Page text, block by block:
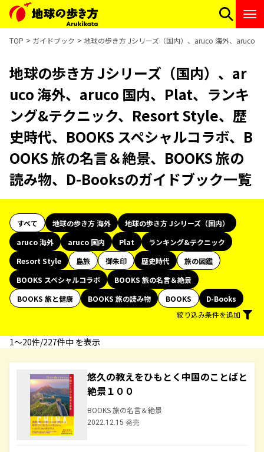
TOP ガイドブック 地球の歩き方 Jシリーズ（国内）、aruco 海外、aruco
地球の歩き方 Jシリーズ（国内）、ar
uco 海外、aruco 国内、Plat、ランキ
ング&テクニック、Resort Style、歴
史時代、BOOKS スペシャルコラボ、B
OOKS 旅の名言＆絶景、BOOKS 旅の
読み物、D-Booksのガイドブック一覧
すべて 地球の歩き方 海外
地球の歩き方 Jシリーズ（国内）
aruco 海外
aruco 国内 Plat
ランキング&テクニック
Resort Style
島旅 御朱印 歴史時代
旅の図鑑
BOOKS スペシャルコラボ
BOOKS 旅の名言＆絶景
BOOKS 旅と健康
BOOKS 旅の読み物 BOOKS
D-Books
絞り込み条件を追加
1〜20件/227件中 を表示
悠久の教えをひもとく中国のことばと
絶景１００
BOOKS 旅の名言＆絶景
2022.12.15 発売